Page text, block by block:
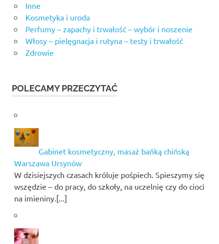
Inne
Kosmetyka i uroda
Perfumy – zapachy i trwałość – wybór i noszenie
Włosy – pielęgnacja i rutyna – testy i trwałość
Zdrowie
POLECAMY PRZECZYTAĆ
Gabinet kosmetyczny, masaż bańką chińską
Warszawa Ursynów
W dzisiejszych czasach króluje pośpiech. Spieszymy się
wszędzie – do pracy, do szkoły, na uczelnię czy do cioci
na imieniny.[...]